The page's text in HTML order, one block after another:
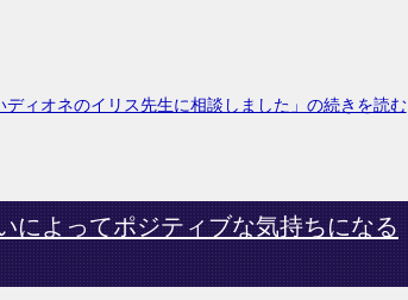
ディオネのイリス先生に相談しました」の続きを読む
によってポジティブな気持ちになる